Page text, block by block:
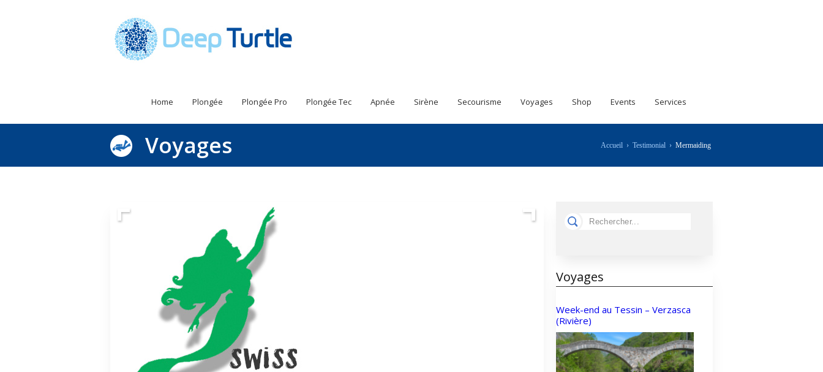
Home Plongée Plongée Pro Plongée Tec Apnée Sirène Secourisme Voyages Shop Events Services
Voyages Accueil › Testimonial › Mermaiding
Voyages
Week-end au Tessin – Verzasca
(Rivière)